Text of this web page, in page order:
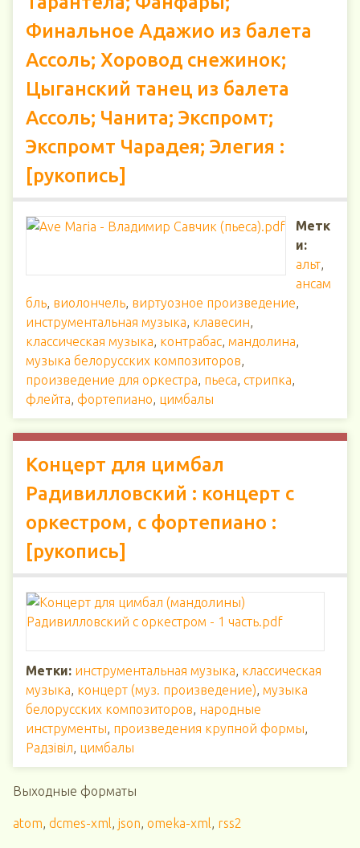
Финальное Адажио из балета
Ассоль; Хоровод снежинок;
Цыганский танец из балета
Ассоль; Чанита; Экспромт;
Экспромт Чарадея; Элегия :
[рукопись]
Метк
и:
альт,
ансам
бль, виолончель, виртуозное произведение,
инструментальная музыка, клавесин,
классическая музыка, контрабас, мандолина,
музыка белорусских композиторов,
произведение для оркестра, пьеса, стрипка,
флейта, фортепиано, цимбалы
Концерт для цимбал
Радивилловский : концерт с
оркестром, с фортепиано :
[рукопись]
Метки: инструментальная музыка, классическая
музыка, концерт (муз. произведение), музыка
белорусских композиторов, народные
инструменты, произведения крупной формы,
Радзiвiл, цимбалы
Выходные форматы
atom, dcmes-xml, json, omeka-xml, rss2